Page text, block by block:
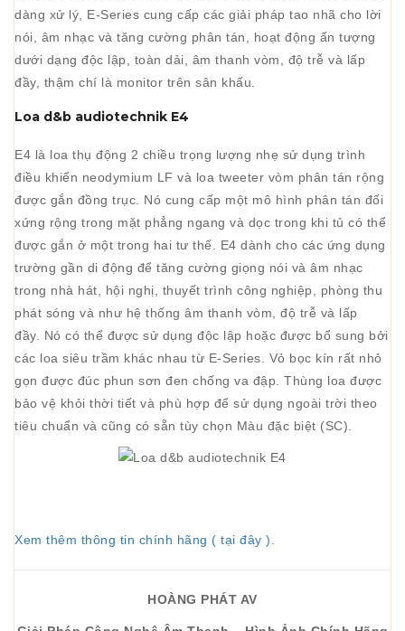
dàng xử lý, E-Series cung cấp các giải pháp tao nhã cho lời
nói, âm nhạc và tăng cường phân tán, hoạt động ấn tượng
dưới dạng độc lập, toàn dải, âm thanh vòm, độ trễ và lấp
đầy, thậm chí là monitor trên sân khấu.
Loa d&b audiotechnik E4
E4 là loa thụ động 2 chiều trọng lượng nhẹ sử dụng trình
điều khiển neodymium LF và loa tweeter vòm phân tán rộng
được gắn đồng trục. Nó cung cấp một mô hình phân tán đối
xứng rộng trong mặt phẳng ngang và dọc trong khi tủ có thể
được gắn ở một trong hai tư thế. E4 dành cho các ứng dụng
trường gần di động để tăng cường giọng nói và âm nhạc
trong nhà hát, hội nghị, thuyết trình công nghiệp, phòng thu
phát sóng và như hệ thống âm thanh vòm, độ trễ và lấp
đầy. Nó có thể được sử dụng độc lập hoặc được bổ sung bởi
các loa siêu trầm khác nhau từ E-Series. Vỏ bọc kín rất nhỏ
gọn được đúc phun sơn đen chống va đập. Thùng loa được
bảo vệ khỏi thời tiết và phù hợp để sử dụng ngoài trời theo
tiêu chuẩn và cũng có sẵn tùy chọn Màu đặc biệt (SC).
Xem thêm thông tin chính hãng ( tại đây ).
HOÀNG PHÁT AV